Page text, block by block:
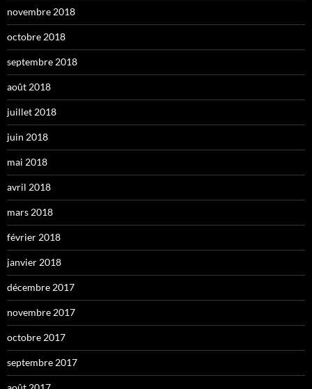
novembre 2018
octobre 2018
septembre 2018
août 2018
juillet 2018
juin 2018
mai 2018
avril 2018
mars 2018
février 2018
janvier 2018
décembre 2017
novembre 2017
octobre 2017
septembre 2017